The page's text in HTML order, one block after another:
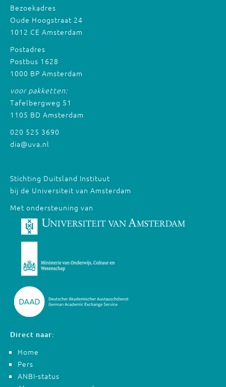
Bezoekadres
Oude Hoogstraat 24
1012 CE Amsterdam
Postadres
Postbus 1628
1000 BP Amsterdam
voor pakketten:
Tafelbergweg 51
1105 BD Amsterdam
020 525 3690
dia@uva.nl
Stichting Duitsland Instituut
bij de Universiteit van Amsterdam
Met ondersteuning van
Direct naar:
Home
Pers
ANBI-status